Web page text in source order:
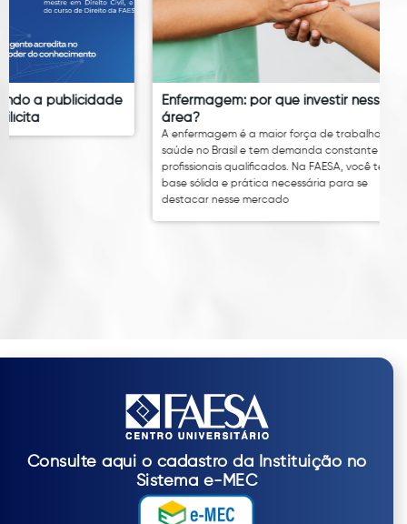
Enfermagem: por que investir nessa
A enfermagem é a maior força de trabalho da
saúde no Brasil e tem demanda constante por
profissionais qualificados. Na FAESA, você tem a
base sólida e prática necessária para se
destacar nesse mercado
Quanto
A Lei nº
nacional
4.750,00.
inovação
Consulte aqui o cadastro da Instituição no
Sistema e-MEC